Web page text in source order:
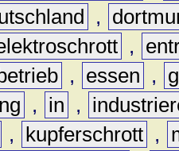
,
,
, essen ,
, in ,
, kupferschrott ,